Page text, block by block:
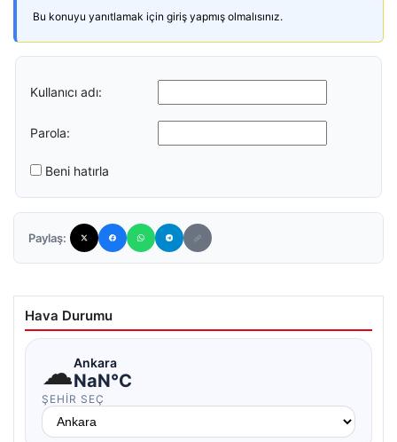
Bu konuyu yanıtlamak için giriş yapmış olmalısınız.
Kullanıcı adı:
Parola:
Beni hatırla
Paylaş:
Hava Durumu
☁Ankara
NaN°C
ŞEHIR SEÇ